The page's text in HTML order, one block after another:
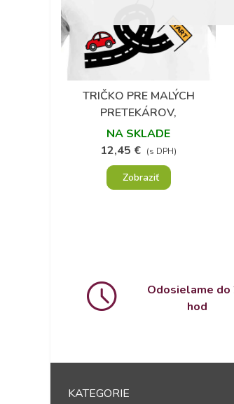
Obľúbené
TRIČKO PRE MALÝCH
PRETEKÁROV,
AUTODRÁHA
NA SKLADE
12,45 € (s DPH)
Zobraziť
Odosielame do
hod
KATEGORIE